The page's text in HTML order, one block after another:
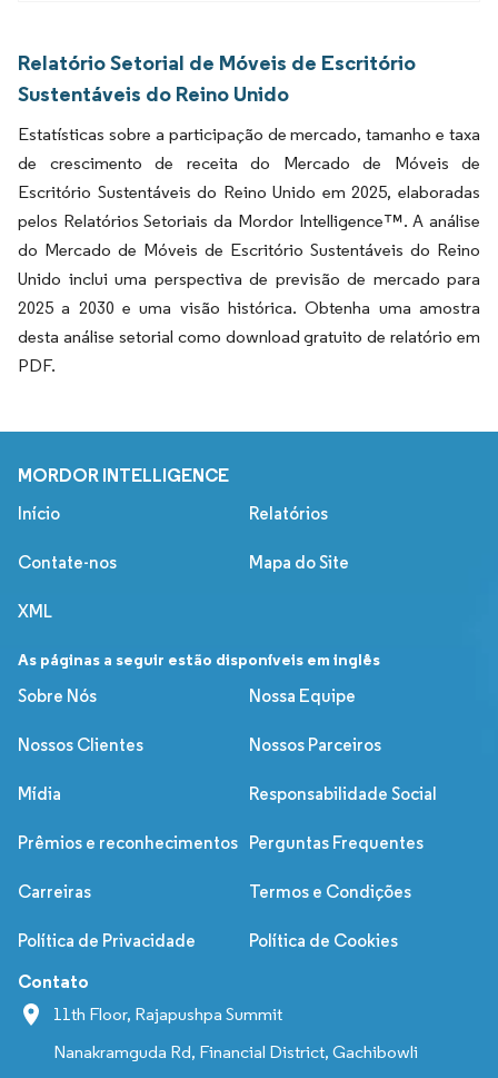
Relatório Setorial de Móveis de Escritório
Sustentáveis do Reino Unido
Estatísticas sobre a participação de mercado, tamanho e taxa
de crescimento de receita do Mercado de Móveis de
Escritório Sustentáveis do Reino Unido em 2025, elaboradas
pelos Relatórios Setoriais da Mordor Intelligence™. A análise
do Mercado de Móveis de Escritório Sustentáveis do Reino
Unido inclui uma perspectiva de previsão de mercado para
2025 a 2030 e uma visão histórica. Obtenha uma amostra
desta análise setorial como download gratuito de relatório em
PDF.
MORDOR INTELLIGENCE
Início Relatórios
Contate-nos Mapa do Site
XML
As páginas a seguir estão disponíveis em inglês
Sobre Nós
Nossa Equipe
Nossos Clientes Nossos Parceiros
Mídia Responsabilidade Social
Prêmios e reconhecimentos Perguntas Frequentes
Carreiras Termos e Condições
Política de Privacidade Política de Cookies
Contato
11th Floor, Rajapushpa Summit
Nanakramguda Rd, Financial District, Gachibowli